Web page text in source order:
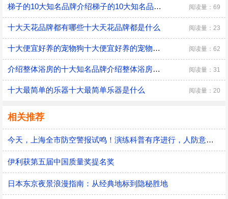
梯子的10大知名品牌介绍梯子的10大知名品牌简介 阅读量：69
十大天花品牌都有哪些十大天花品牌都是什么 阅读量：23
十大便宜好养的宠物狗十大便宜好养的宠物狗排名 阅读量：62
介绍整体浴房的十大知名品牌介绍整体浴房的十大知名品牌都有什么 阅读量：31
十大最简单的乐器十大最简单乐器是什么 阅读量：20
相关推荐
今天，上海全市防空警报试鸣！演练科普有序进行，人防意识“声入人心”
伊利获第五届中国质量奖提名奖
日本东京夜景浪漫指南：从经典地标到隐秘胜地